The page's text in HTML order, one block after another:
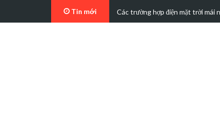
Tin mới Các trường hợp điện mặt trời mái